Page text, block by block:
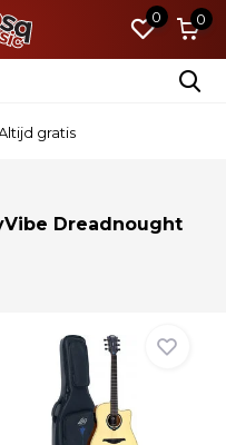
0 0
gratis
Dreadnought